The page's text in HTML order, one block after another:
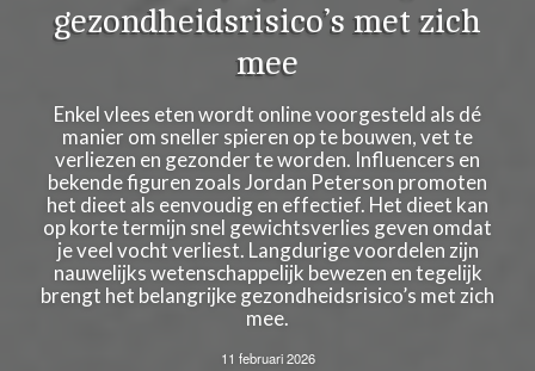
gezondheidsrisico’s met zich
mee
Enkel vlees eten wordt online voorgesteld als dé
manier om sneller spieren op te bouwen, vet te
verliezen en gezonder te worden. Influencers en
bekende figuren zoals Jordan Peterson promoten
het dieet als eenvoudig en effectief. Het dieet kan
op korte termijn snel gewichtsverlies geven omdat
je veel vocht verliest. Langdurige voordelen zijn
nauwelijks wetenschappelijk bewezen en tegelijk
brengt het belangrijke gezondheidsrisico’s met zich
mee.
11 februari 2026